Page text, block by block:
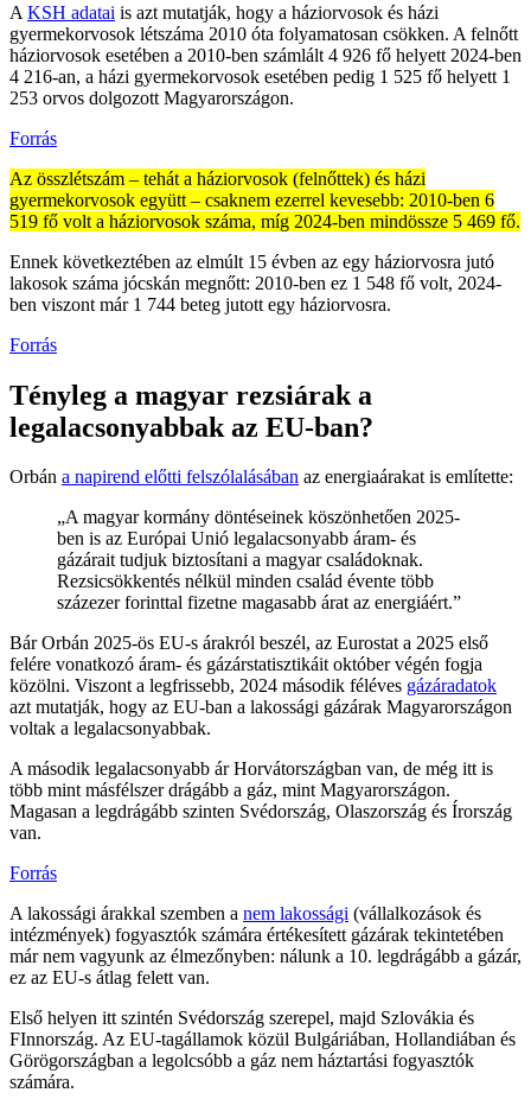
A KSH adatai is azt mutatják, hogy a háziorvosok és házi
gyermekorvosok létszáma 2010 óta folyamatosan csökken. A felnőtt
háziorvosok esetében a 2010-ben számlált 4 926 fő helyett 2024-ben
4 216-an, a házi gyermekorvosok esetében pedig 1 525 fő helyett 1
253 orvos dolgozott Magyarországon.
Forrás
Az összlétszám – tehát a háziorvosok (felnőttek) és házi
gyermekorvosok együtt – csaknem ezerrel kevesebb: 2010-ben 6
519 fő volt a háziorvosok száma, míg 2024-ben mindössze 5 469 fő.
Ennek következtében az elmúlt 15 évben az egy háziorvosra jutó
lakosok száma jócskán megnőtt: 2010-ben ez 1 548 fő volt, 2024-
ben viszont már 1 744 beteg jutott egy háziorvosra.
Forrás
Tényleg a magyar rezsiárak a
legalacsonyabbak az EU-ban?
Orbán a napirend előtti felszólalásában az energiaárakat is említette:
„A magyar kormány döntéseinek köszönhetően 2025-
ben is az Európai Unió legalacsonyabb áram- és
gázárait tudjuk biztosítani a magyar családoknak.
Rezsicsökkentés nélkül minden család évente több
százezer forinttal fizetne magasabb árat az energiáért.”
Bár Orbán 2025-ös EU-s árakról beszél, az Eurostat a 2025 első
felére vonatkozó áram- és gázárstatisztikáit október végén fogja
közölni. Viszont a legfrissebb, 2024 második féléves gázáradatok
azt mutatják, hogy az EU-ban a lakossági gázárak Magyarországon
voltak a legalacsonyabbak.
A második legalacsonyabb ár Horvátországban van, de még itt is
több mint másfélszer drágább a gáz, mint Magyarországon.
Magasan a legdrágább szinten Svédország, Olaszország és Írország
van.
Forrás
A lakossági árakkal szemben a nem lakossági (vállalkozások és
intézmények) fogyasztók számára értékesített gázárak tekintetében
már nem vagyunk az élmezőnyben: nálunk a 10. legdrágább a gázár,
ez az EU-s átlag felett van.
Első helyen itt szintén Svédország szerepel, majd Szlovákia és
FInnország. Az EU-tagállamok közül Bulgáriában, Hollandiában és
Görögországban a legolcsóbb a gáz nem háztartási fogyasztók
számára.